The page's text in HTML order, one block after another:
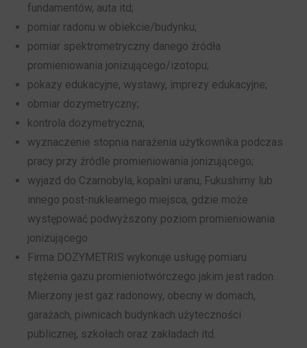
fundamentów, auta itd;
pomiar radonu w obiekcie/budynku;
pomiar spektrometryczny danego źródła
promieniowania jonizującego/izotopu;
pokazy edukacyjne, wystawy, imprezy edukacyjne;
obmiar dozymetryczny;
kontrola dozymetryczna;
wyznaczenie stopnia narażenia użytkownika podczas
pracy przy źródle promieniowania jonizującego;
wyjazd do Czarnobyla, kopalni uranu, Fukushimy lub
innego post-nuklearnego miejsca, gdzie może
występować podwyższony poziom promieniowania
jonizującego
Firma DOZYMETRIS wykonuje usługę pomiaru
stężenia gazu promieniotwórczego jakim jest radon.
Mierzony jest gaz radonowy, obecny w domach,
garażach, piwnicach budynkach użyteczności
publicznej, szkołach oraz zakładach itd.